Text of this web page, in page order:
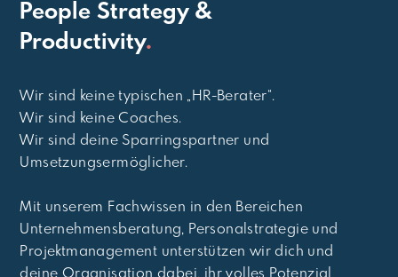
People Strategy &
Productivity.
Wir sind keine typischen „HR-Berater“.
Wir sind keine Coaches.
Wir sind deine Sparringspartner und
Umsetzungsermöglicher.
Mit unserem Fachwissen in den Bereichen
Unternehmensberatung, Personalstrategie und
Projektmanagement unterstützen wir dich und
deine Organisation dabei, ihr volles Potenzial